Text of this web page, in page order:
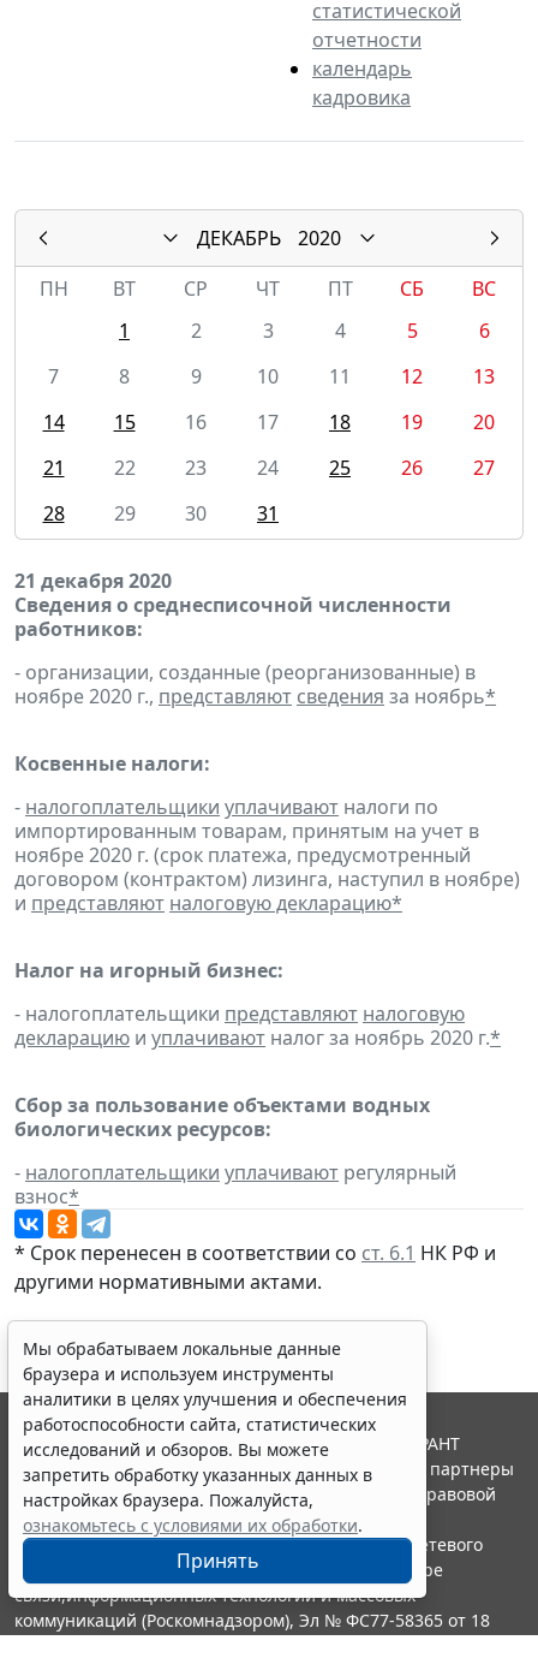
статистической
отчетности
календарь
кадровика
ДЕКАБРЬ
2020
ПН
ВТ СР ЧТ ПТ СБ
ВС
1
2 3 4 5
6
7
8 9 10 11 12
13
14
15 16 17 18 19
20
21
22 23 24 25 26
27
28
29 30 31
21 декабря 2020
Сведения о среднесписочной численности
работников:
- организации, созданные (реорганизованные) в
ноябре 2020 г., представляют сведения за ноябрь*
Косвенные налоги:
- налогоплательщики уплачивают налоги по
импортированным товарам, принятым на учет в
ноябре 2020 г. (срок платежа, предусмотренный
договором (контрактом) лизинга, наступил в ноябре)
и представляют налоговую декларацию*
Налог на игорный бизнес:
- налогоплательщики представляют налоговую
декларацию и уплачивают налог за ноябрь 2020 г.*
Сбор за пользование объектами водных
биологических ресурсов:
- налогоплательщики уплачивают регулярный
взнос*
* Срок перенесен в соответствии со ст. 6.1 НК РФ и
другими нормативными актами.
Мы обрабатываем локальные данные
браузера и используем инструменты
аналитики в целях улучшения и обеспечения
работоспособности сайта, статистических
исследований и обзоров. Вы можете
запретить обработку указанных данных в
настройках браузера. Пожалуйста,
ознакомьтесь с условиями их обработки.
Принять
© ООО "НПП "ГАРАНТ-СЕРВИС", 2026. Система ГАРАНТ
выпускается с 1990 года. Компания "Гарант" и ее партнеры
являются участниками Российской ассоциации правовой
информации ГАРАНТ.
Портал ГАРАНТ.РУ зарегистрирован в качестве сетевого
издания Федеральной службой по надзору в сфере
связи,информационных технологий и массовых
коммуникаций (Роскомнадзором), Эл № ФС77-58365 от 18